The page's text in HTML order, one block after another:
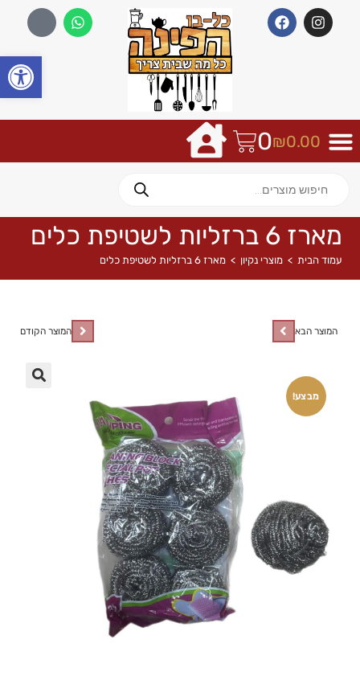
₪0.00
0
מארז 6 ברזליות לשטיפת כלים
עמוד הבית > מוצרי נקיון > מארז 6 ברזליות לשטיפת כלים
מבצע!
המוצר הקודם המוצר הבא